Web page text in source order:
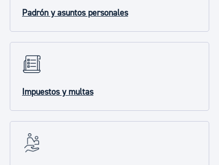
Padrón y asuntos personales
Impuestos y multas